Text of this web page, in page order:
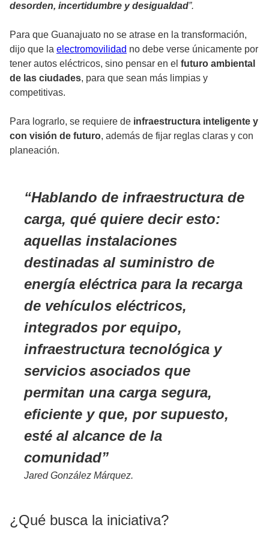
desorden, incertidumbre y desigualdad”.
Para que Guanajuato no se atrase en la transformación,
dijo que la electromovilidad no debe verse únicamente por
tener autos eléctricos, sino pensar en el futuro ambiental
de las ciudades, para que sean más limpias y
competitivas.
Para lograrlo, se requiere de infraestructura inteligente y
con visión de futuro, además de fijar reglas claras y con
planeación.
Hablando de infraestructura de
carga, qué quiere decir esto:
aquellas instalaciones
destinadas al suministro de
energía eléctrica para la recarga
de vehículos eléctricos,
integrados por equipo,
infraestructura tecnológica y
servicios asociados que
permitan una carga segura,
eficiente y que, por supuesto,
esté al alcance de la
comunidad
Jared González Márquez.
¿Qué busca la iniciativa?